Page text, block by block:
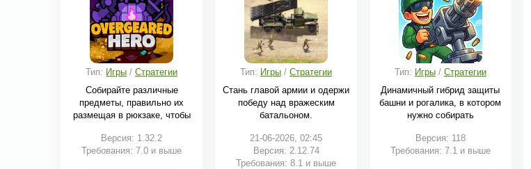
Тип: Игры /Стратегии
Собирайте различные
предметы, правильно их
размещая в рюкзаке, чтобы
Версия: 1.32.2
Требования: 7.0 и выше
Тип: Игры /Стратегии
Стань главой армии и одержи
победу над вражеским
батальоном.
21-06-2026, 02:45
Версия: 2.12.74
Требования: 8.1 и выше
Тип: Игры/ Стратегии
Динамичный гибрид защиты
башни и рогалика, в котором
нужно собирать
Версия: 118
Требования: 7.1 и выше